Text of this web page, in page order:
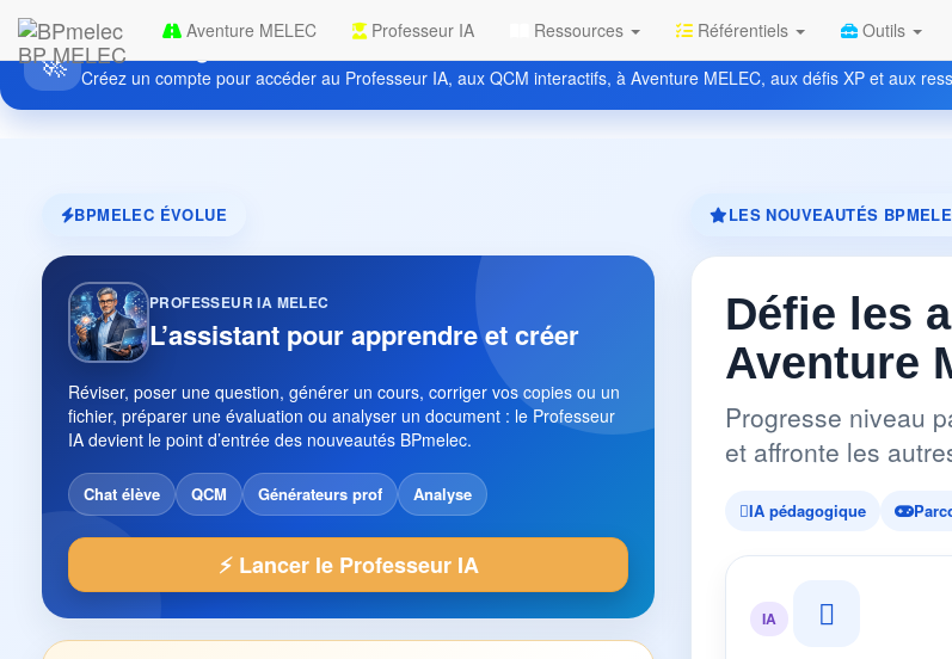
BP MELEC
Aventure MELEC Professeur IA Ressources Référentiels Outils
🚀 Découvrez gratuitement BPmelec
Créez un compte pour accéder au Professeur IA, aux QCM interactifs, à Aventure MELEC, aux défis XP et aux
BPMELEC ÉVOLUE
PROFESSEUR IA MELEC
L’assistant pour apprendre et créer
Réviser, poser une question, générer un cours, corriger vos copies ou un
fichier, préparer une évaluation ou analyser un document : le Professeur
IA devient le point d’entrée des nouveautés BPmelec.
Chat élève QCM Générateurs prof Analyse
⚡ Lancer le Professeur IA
LES NOUVEAUTÉS
Défie les
Aventure
Progresse niveau
et affronte les
IA pédagogique
IA